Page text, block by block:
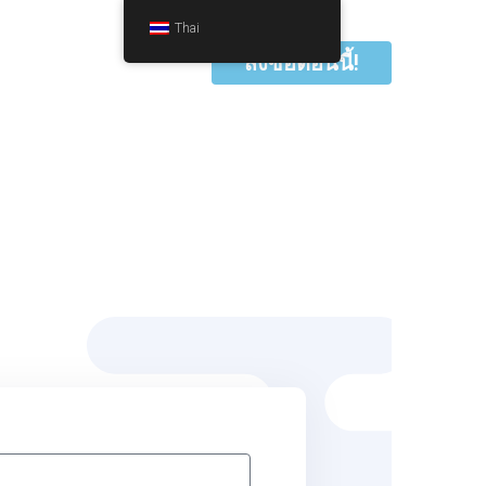
สั่งซื้อตอนนี้!
Thai